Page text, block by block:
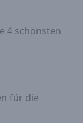
4 schönsten
für die